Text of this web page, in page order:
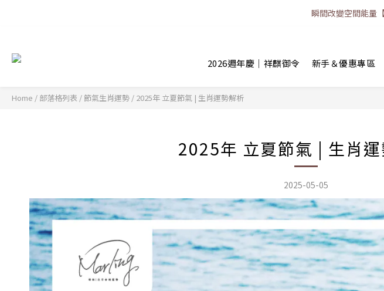
瞬間改變空間能量
2026週年慶｜祥麒御令 新手＆優惠專區
Home / 部落格列表 / 節氣生肖運勢 / 2025年 立夏節氣 | 生肖運勢解析
2025年 立夏節氣 | 生肖
2025-05-05